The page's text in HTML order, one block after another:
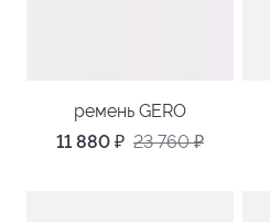
ремень GERO
11 880 ₽ 23 760₽